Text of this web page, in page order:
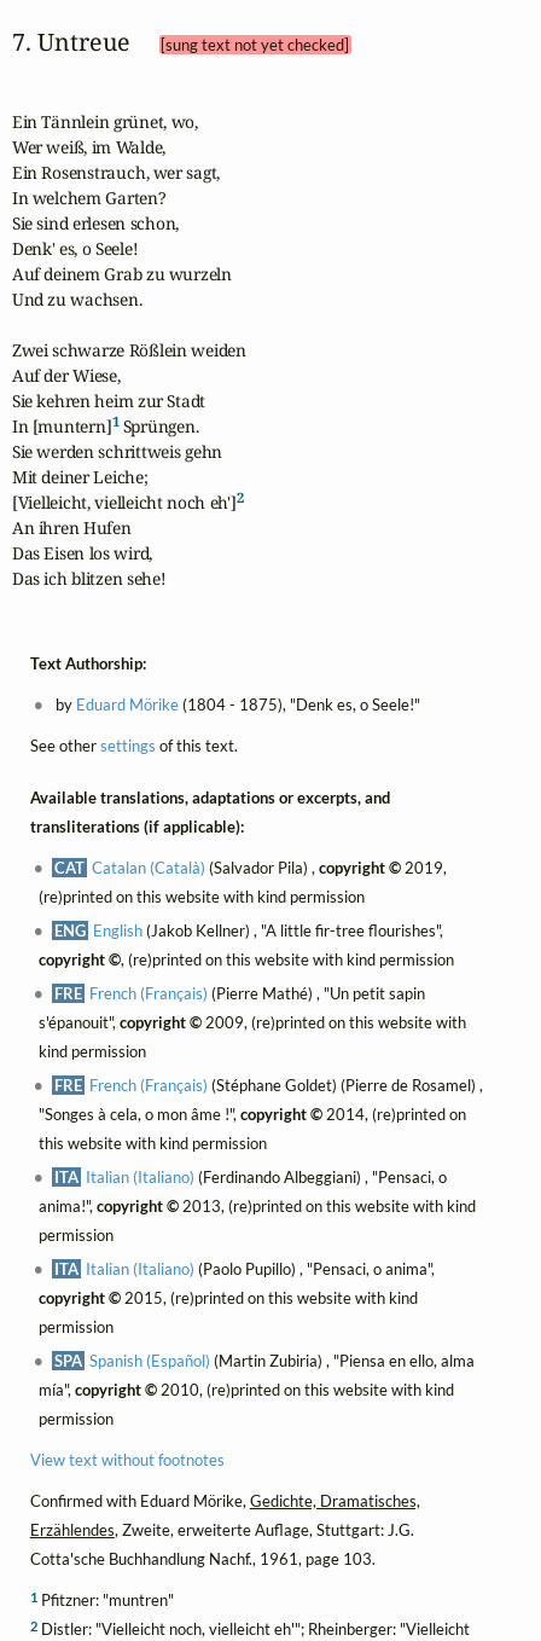
7. Untreue [sung text not yet checked]
Ein Tännlein grünet, wo,
Wer weiß, im Walde,
Ein Rosenstrauch, wer sagt,
In welchem Garten?
Sie sind erlesen schon,
Denk' es, o Seele!
Auf deinem Grab zu wurzeln
Und zu wachsen.
Zwei schwarze Rößlein weiden
Auf der Wiese,
Sie kehren heim zur Stadt
In [muntern]1 Sprüngen.
Sie werden schrittweis gehn
Mit deiner Leiche;
[Vielleicht, vielleicht noch eh']2
An ihren Hufen
Das Eisen los wird,
Das ich blitzen sehe!
Text Authorship:
by Eduard Mörike(1804 - 1875), "Denk es, o Seele!"
See othersettings of this text.
Available translations, adaptations or excerpts, and
transliterations (if applicable):
CAT Catalan (Català) (Salvador Pila) ,copyright © 2019,
(re)printed on this website with kind permission
ENG English(Jakob Kellner) , "A little fir-tree flourishes",
copyright ©, (re)printed on this website with kind permission
FRE French (Français) (Pierre Mathé) , "Un petit sapin
s'épanouit", copyright ©2009, (re)printed on this website with
kind permission
FRE French (Français) (Stéphane Goldet) (Pierre de Rosamel) ,
"Songes à cela, o mon âme !", copyright ©2014, (re)printed on
this website with kind permission
ITA Italian (Italiano) (Ferdinando Albeggiani) , "Pensaci, o
anima!", copyright ©2013, (re)printed on this website with kind
permission
ITA Italian (Italiano) (Paolo Pupillo) , "Pensaci, o anima",
copyright ©2015, (re)printed on this website with kind
permission
SPA Spanish (Español) (Martin Zubiria) , "Piensa en ello, alma
mía", copyright ©2010, (re)printed on this website with kind
permission
View text without footnotes
Confirmed with Eduard Mörike,Gedichte, Dramatisches,
Erzählendes, Zweite, erweiterte Auflage, Stuttgart: J.G.
Cotta'sche Buchhandlung Nachf., 1961, page 103.
1Pfitzner: "muntren"
2Distler: "Vielleicht noch, vielleicht eh'"; Rheinberger: "Vielleicht